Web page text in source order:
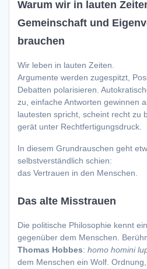
Warum wir in lauten
Gemeinschaft und
brauchen
Wir leben in lauten Zeiten.
Argumente werden zugespitzt,
Debatten polarisieren.
zu, einfache Antworten gewinnen
lautesten spricht, scheint recht zu
gerät unter Rechtfertigungsdruck.
In diesem Grundrauschen geht
selbstverständlich schien:
das Vertrauen in den Menschen.
Das alte Misstrauen
Die politische Philosophie kennt
gegenüber dem Menschen.
Thomas Hobbes: homo homini
dem Menschen ein Wolf.